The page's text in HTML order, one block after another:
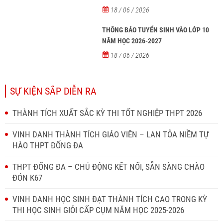
18 / 06 / 2026
THÔNG BÁO TUYỂN SINH VÀO LỚP 10
NĂM HỌC 2026-2027
18 / 06 / 2026
SỰ KIỆN SẮP DIỄN RA
THÀNH TÍCH XUẤT SẮC KỲ THI TỐT NGHIỆP THPT 2026
VINH DANH THÀNH TÍCH GIÁO VIÊN – LAN TỎA NIỀM TỰ
HÀO THPT ĐỐNG ĐA
THPT ĐỐNG ĐA – CHỦ ĐỘNG KẾT NỐI, SẴN SÀNG CHÀO
ĐÓN K67
VINH DANH HỌC SINH ĐẠT THÀNH TÍCH CAO TRONG KỲ
THI HỌC SINH GIỎI CẤP CỤM NĂM HỌC 2025-2026